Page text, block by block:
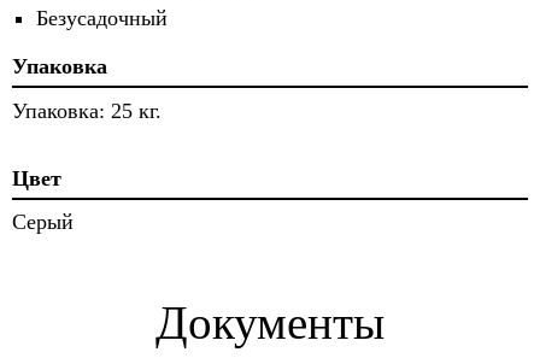
Безусадочный
Упаковка
Упаковка: 25 кг.
Цвет
Серый
Документы